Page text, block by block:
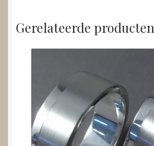
Gerelateerde producten